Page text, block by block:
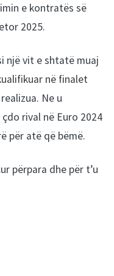
e kontratës së
2025.
një vit e shtatë muaj
në finalet
Ne u
rival në Euro 2024
për atë që bëmë.
përpara dhe për t’u